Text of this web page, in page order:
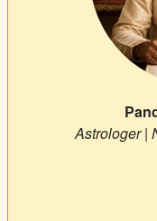
Astrologer |